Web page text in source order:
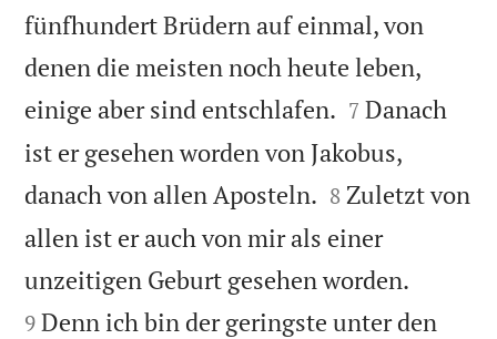
fünfhundert Brüdern auf einmal, von
denen die meisten noch heute leben,
einige aber sind entschlafen. 

7 Danach
ist er gesehen worden von Jakobus,
danach von allen Aposteln. 

8 Zuletzt von
allen ist er auch von mir als einer
unzeitigen Geburt gesehen worden.
9 Denn ich bin der geringste unter den